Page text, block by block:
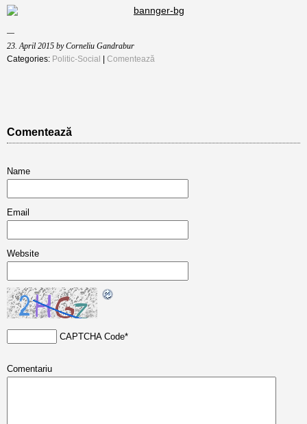
23. April 2015 by Corneliu Gandrabur
Categories: Politic-Social Comentează
Comentează
Name
Email
Website
CAPTCHA Code*
Comentariu